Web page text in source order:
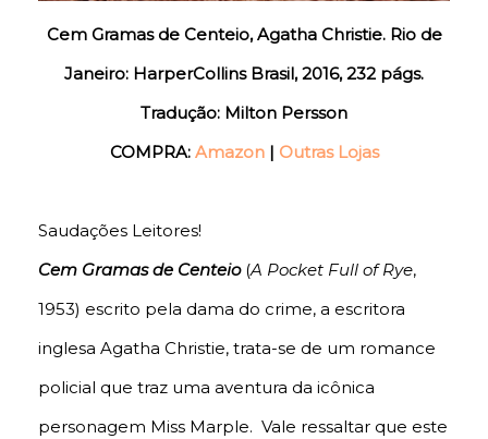
Cem Gramas de Centeio, Agatha Christie. Rio de
Janeiro: HarperCollins Brasil, 2016, 232 págs.
Tradução: Milton Persson
COMPRA: Amazon| Outras Lojas
Saudações Leitores!
Cem Gramas de Centeio(A Pocket Full of Rye,
1953) escrito pela dama do crime, a escritora
inglesa Agatha Christie, trata-se de um romance
policial que traz uma aventura da icônica
personagem Miss Marple. Vale ressaltar que este